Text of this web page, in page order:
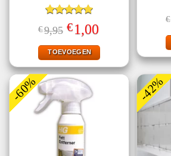
Gewaardeerd
5.00uit 5
€9,95 Oorspronkelijke
prijs
was:
€9,95.
€1,00
is:
€1,00.
TOEVOEGEN
€
-60% -42%